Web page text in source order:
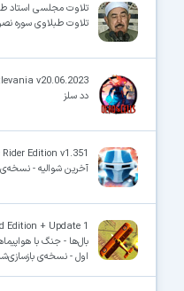
تلاوت مجلسی استاد
تلاوت طبلاوی سوره
v20.06.2023
دد سلز
Edition v1.351
آخرین شوالیه -
Edition + Update 1
بال‌ها - جنگ با
اول - نسخه‌ی